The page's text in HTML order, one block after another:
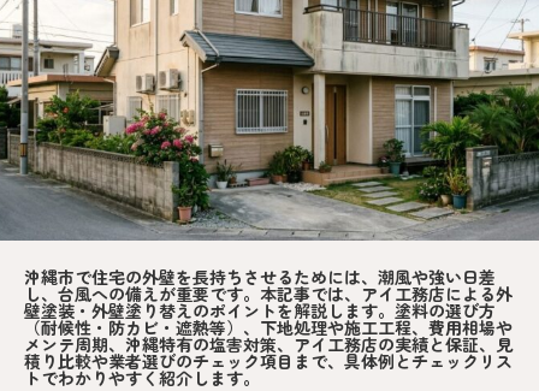
沖縄市で住宅の外壁を長持ちさせるためには、潮風や強い日差
し、台風への備えが重要です。本記事では、アイ工務店による外
壁塗装・外壁塗り替えのポイントを解説します。塗料の選び方
（耐候性・防カビ・遮熱等）、下地処理や施工工程、費用相場や
メンテ周期、沖縄特有の塩害対策、アイ工務店の実績と保証、見
積り比較や業者選びのチェック項目まで、具体例とチェックリス
トでわかりやすく紹介します。